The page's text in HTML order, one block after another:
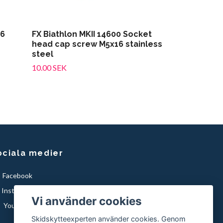
FX Biathlon MKII 14600 Socket
head cap screw M5x16 stainless
steel
10.00 SEK
medier
Facebook
Instagram
YouTube Vi använder cookies
Skidskytteexperten använder cookies. Genom